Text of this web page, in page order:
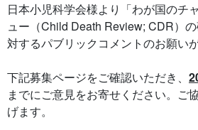
日本小児科学会様より「わが国のチ
ュー（Child Death Review; CDR）
対するパブリックコメントのお願い
下記募集ページをご確認いただき、
までにご意見をお寄せください。ご
げます。